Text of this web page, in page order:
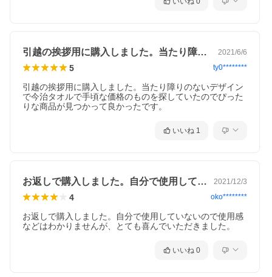
Lara Maison- ララメゾン -シリーズは
こちら
引越の挨拶用に購入しました。当たり障り… 2021/6/6
5 ty0********
引越の挨拶用に購入しました。当たり障りのないデザイン
で今治タオルで手頃な価格のものを探していたのでぴった
りな商品が見つかって良かったです。
いいね 1
お返しで購入しました。自分で使用してい… 2021/12/3
4 oko********
お返しで購入しました。自分で使用していないので使用感
などはわかりませんが、とても喜んでいただきました。
いいね 0